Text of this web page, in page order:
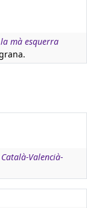
mà esquerra
Valencià-